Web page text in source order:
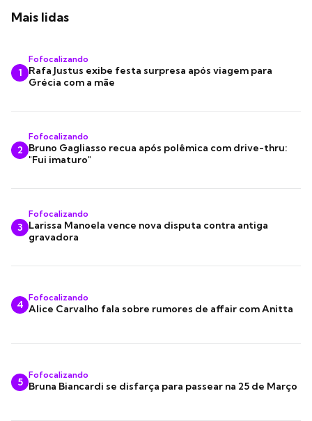
Mais lidas
1
Fofocalizando
Rafa Justus exibe festa surpresa após viagem para
Grécia com a mãe
2
Fofocalizando
Bruno Gagliasso recua após polêmica com drive-thru:
"Fui imaturo"
3
Fofocalizando
Larissa Manoela vence nova disputa contra antiga
gravadora
4
Fofocalizando
Alice Carvalho fala sobre rumores de affair com Anitta
5
Fofocalizando
Bruna Biancardi se disfarça para passear na 25 de Março